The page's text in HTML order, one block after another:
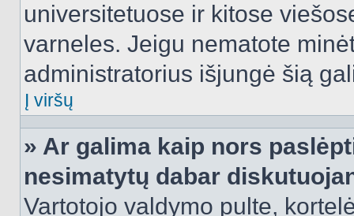
universitetuose ir kitose
varneles. Jeigu nematote
administratorius išjungė šią
Į viršų
» Ar galima kaip nors
nesimatytų dabar
Vartotojo valdymo pulte,